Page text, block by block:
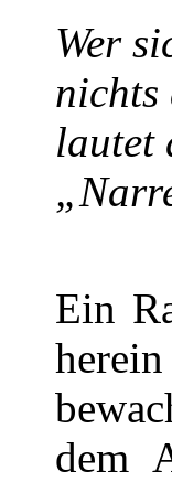
Wer
nichts
lautet
Ein
dem